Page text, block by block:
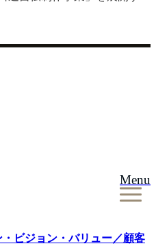
Menu
ビジョン・バリュー／顧客